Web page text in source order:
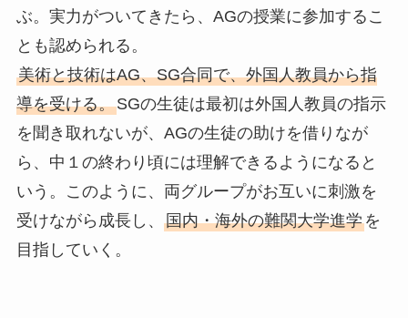
ぶ。実力がついてきたら、AGの授業に参加するこ
とも認められる。
美術と技術はAG、SG合同で、外国人教員から指
導を受ける。SGの生徒は最初は外国人教員の指示
を聞き取れないが、AGの生徒の助けを借りなが
ら、中１の終わり頃には理解できるようになると
いう。このように、両グループがお互いに刺激を
受けながら成長し、 国内・海外の難関大学進学を
目指していく。